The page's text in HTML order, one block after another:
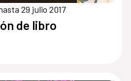
29 julio 2017
de libro